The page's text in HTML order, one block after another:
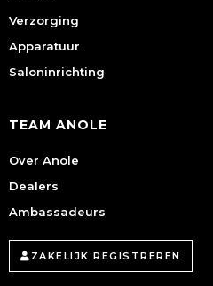
Verzorging
Apparatuur
Saloninrichting
TEAM ANOLE
Over Anole
Dealers
Ambassadeurs
ZAKELIJK REGISTREREN